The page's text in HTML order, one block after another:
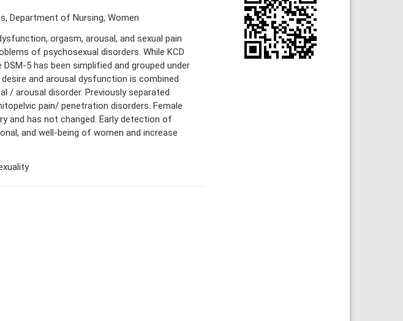
Department of Nursing, Women
orgasm, arousal, and sexual pain
of psychosexual disorders. While KCD
5 has been simplified and grouped under
and arousal dysfunction is combined
/ arousal disorder. Previously separated
pain/ penetration disorders. Female
and has not changed. Early detection of
and well-being of women and increase